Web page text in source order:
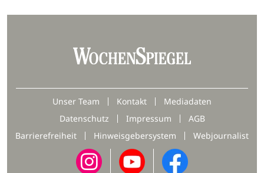
Unser Team Kontakt
Mediadaten
Datenschutz
Impressum
AGB
Barrierefreiheit
Hinweisgebersystem Webjournalist